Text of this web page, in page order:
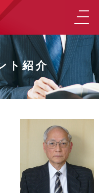
ト紹介